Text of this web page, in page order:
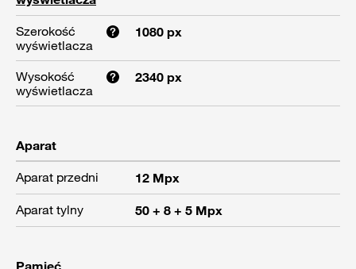
Szerokość
wyświetlacza
1080 px
Wysokość
wyświetlacza
2340 px
Aparat
Aparat przedni
12 Mpx
Aparat tylny
50 + 8 + 5 Mpx
Pamięć